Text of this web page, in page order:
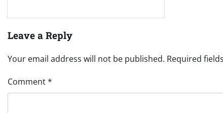
Leave a Reply
Your email address will not be published. Required
Comment*